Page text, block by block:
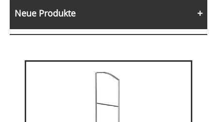
Neue Produkte